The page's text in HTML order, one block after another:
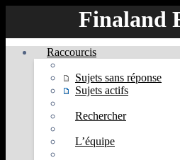
Finaland
Raccourcis
Sujets sans réponse
Sujets actifs
Rechercher
L’équipe